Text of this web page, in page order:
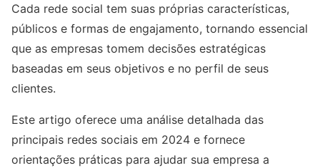
Cada rede social tem suas próprias características,
públicos e formas de engajamento, tornando essencial
que as empresas tomem decisões estratégicas
baseadas em seus objetivos e no perfil de seus
clientes.
Este artigo oferece uma análise detalhada das
principais redes sociais em 2024 e fornece
orientações práticas para ajudar sua empresa a